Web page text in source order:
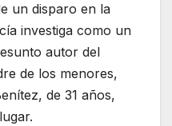
un disparo en la
investiga como un
autor del
de los menores,
de 31 años,